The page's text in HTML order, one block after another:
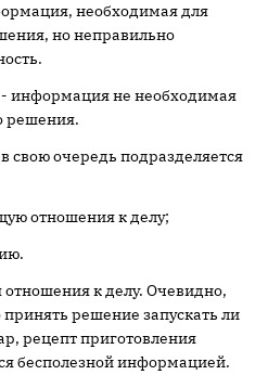
необходимая для
но неправильно
информация не необходимая
решения.
свою очередь подразделяется
отношения к делу;
к делу. Очевидно,
решение запускать ли
рецепт приготовления
бесполезной информацией.